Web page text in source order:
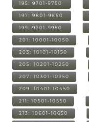
195: 9701-9750
197: 9801-9850
199: 9901-9950
201: 10001-10050
203: 10101-10150
205: 10201-10250
207: 10301-10350
209: 10401-10450
211: 10501-10550
213: 10601-10650